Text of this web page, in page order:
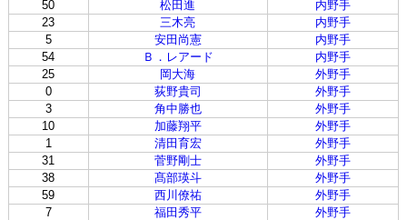
50
松田進
内野手
23
三木亮
内野手
5
安田尚憲
内野手
54
Ｂ．レアード
内野手
25
岡大海
外野手
0
荻野貴司
外野手
3
角中勝也
外野手
10
加藤翔平
外野手
1
清田育宏
外野手
31
菅野剛士
外野手
38
髙部瑛斗
外野手
59
西川僚祐
外野手
7
福田秀平
外野手